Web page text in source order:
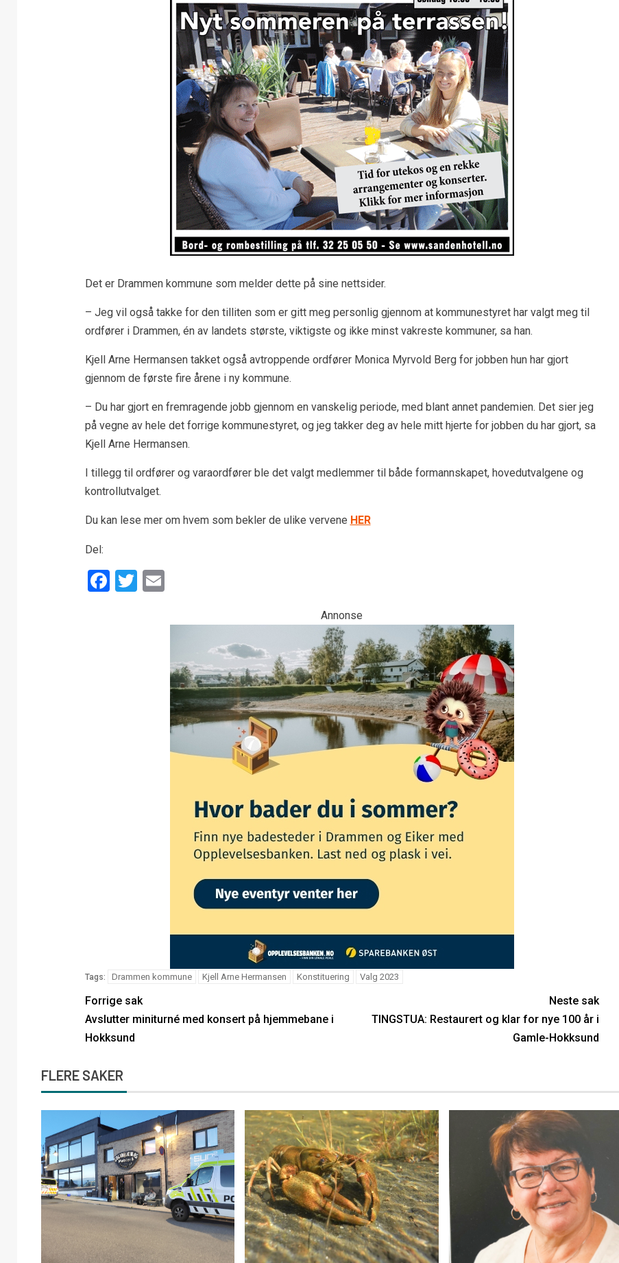
Det er Drammen kommune som melder dette på sine nettsider.
– Jeg vil også takke for den tilliten som er gitt meg personlig gjennom at kommunestyret har valgt meg til
ordfører i Drammen, én av landets største, viktigste og ikke minst vakreste kommuner, sa han.
Kjell Arne Hermansen takket også avtroppende ordfører Monica Myrvold Berg for jobben hun har gjort
gjennom de første fire årene i ny kommune.
– Du har gjort en fremragende jobb gjennom en vanskelig periode, med blant annet pandemien. Det sier jeg
på vegne av hele det forrige kommunestyret, og jeg takker deg av hele mitt hjerte for jobben du har gjort, sa
Kjell Arne Hermansen.
I tillegg til ordfører og varaordfører ble det valgt medlemmer til både formannskapet, hovedutvalgene og
kontrollutvalget.
Du kan lese mer om hvem som bekler de ulike vervene HER
Del:
Facebook
Twitter
Email
Annonse
Tags: Drammen kommune Kjell Arne Hermansen Konstituering Valg 2023
Forrige sak
Avslutter miniturné med konsert på hjemmebane i
Hokksund
Neste sak
TINGSTUA: Restaurert og klar for nye 100 år i
Gamle-Hokksund
FLERE SAKER